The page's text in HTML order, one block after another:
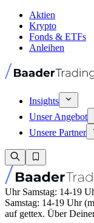
Aktien
Krypto
Fonds & ETFs
Anleihen
Insights
Unser Angebot
Unsere Partner
Uhr Samstag: 14-19
Samstag: 14-19 Uhr
auf gettex. Über